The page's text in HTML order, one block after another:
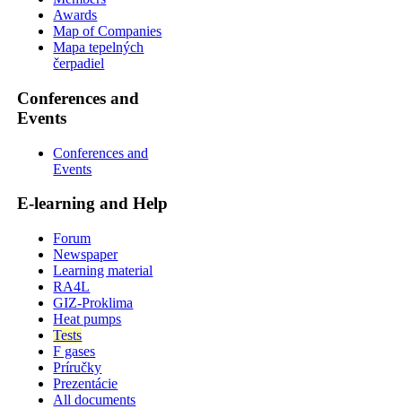
Awards
Map of Companies
Mapa tepelných
čerpadiel
Conferences and
Events
Conferences and
Events
E-learning and Help
Forum
Newspaper
Learning material
RA4L
GIZ-Proklima
Heat pumps
Tests
F gases
Príručky
Prezentácie
All documents